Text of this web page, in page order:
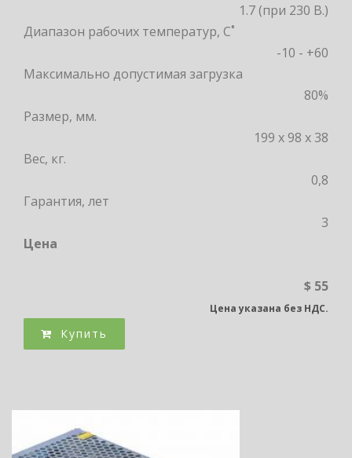
1.7 (при 230 В.)
Диапазон рабочих температур, С˚
-10 - +60
Максимально допустимая загрузка
80%
Размер, мм.
199 x 98 x 38
Вес, кг.
0,8
Гарантия, лет
3
Цена
$ 55
Цена указана без НДС.
Купить